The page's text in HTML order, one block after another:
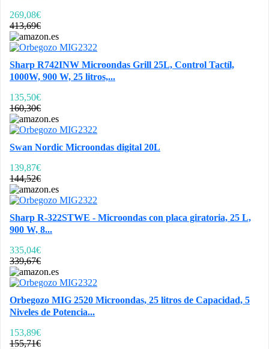
269,08€
413,69€
Sharp R742INW Microondas Grill 25L, Control Tactíl,
1000W, 900 W, 25 litros,...
135,50€
160,30€
Swan Nordic Microondas digital 20L
139,87€
144,52€
Sharp R-322STWE - Microondas con placa giratoria, 25 L,
900 W, 8...
335,04€
339,67€
Orbegozo MIG 2520 Microondas, 25 litros de Capacidad, 5
Niveles de Potencia...
153,89€
155,71€